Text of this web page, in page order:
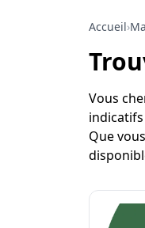
Accueil›
Vous
Que